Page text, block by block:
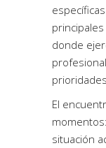
donde
El
situación